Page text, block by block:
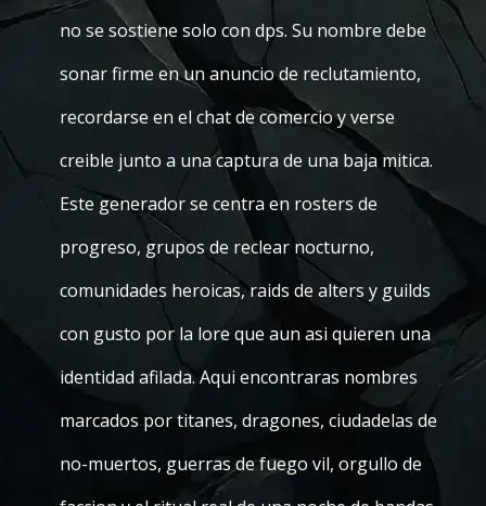
no se sostiene solo con dps. Su nombre debe
sonar firme en un anuncio de reclutamiento,
recordarse en el chat de comercio y verse
creible junto a una captura de una baja mitica.
Este generador se centra en rosters de
progreso, grupos de reclear nocturno,
comunidades heroicas, raids de alters y guilds
con gusto por la lore que aun asi quieren una
identidad afilada. Aqui encontraras nombres
marcados por titanes, dragones, ciudadelas de
no-muertos, guerras de fuego vil, orgullo de